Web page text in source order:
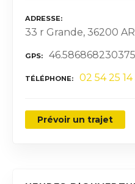
ADRESSE
33 r Grande, 36200
GPS
TÉLÉPHONE 02 54 25 14
Prévoir un trajet